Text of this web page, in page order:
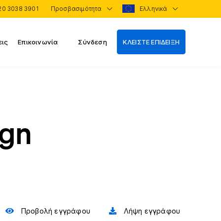
3038 3901 Προσβασιμότητα Ελληνικά
Επικοινωνία Σύνδεση ΚΛΕΙΣΤΕ ΕΠΙΔΕΙΞΗ
Προβολή εγγράφου Λήψη εγγράφου